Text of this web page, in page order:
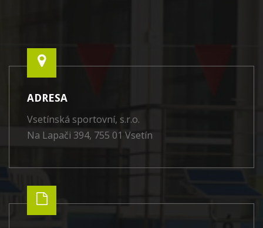
ADRESA
Vsetínská sportovní, s.r.o.
Na Lapači 394, 755 01 Vsetín